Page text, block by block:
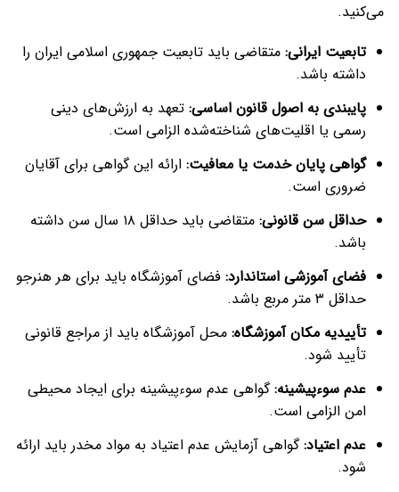
می‌کنید.
تابعیت ایرانی: متقاضی باید تابعیت جمهوری اسلامی ایران را
داشته باشد.
پایبندی به اصول قانون اساسی: تعهد به ارزش‌های دینی
رسمی یا اقلیت‌های شناخته‌شده الزامی است.
گواهی پایان خدمت یا معافیت: ارائه این گواهی برای آقایان
ضروری است.
حداقل سن قانونی:
متقاضی باید حداقل ۱۸ سال سن داشته
باشد.
فضای آموزشی استاندارد: فضای آموزشگاه باید برای هر هنرجو
حداقل ۳ متر مربع باشد.
تأییدیه مکان آموزشگاه: محل آموزشگاه باید از مراجع قانونی
تأیید شود.
عدم سوءپیشینه:گواهی عدم سوءپیشینه برای ایجاد محیطی
امن الزامی است.
عدم اعتیاد:گواهی آزمایش عدم اعتیاد به مواد مخدر باید ارائه
شود.